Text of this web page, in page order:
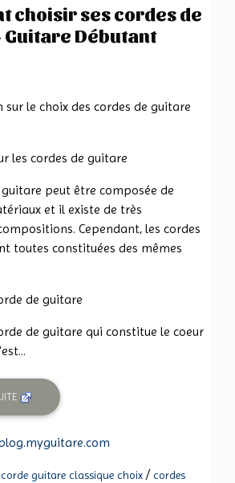
choisir ses cordes de
Débutant
sur le choix des cordes de guitare
les cordes de guitare
peut être composée de
et il existe de très
Cependant, les cordes
toutes constituées des mêmes
de guitare
de guitare qui constitue le coeur
corde guitare classique choix /cordes